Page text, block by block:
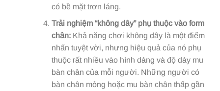
có bề mặt trơn láng.
Trải nghiệm “không dây” phụ thuộc vào form
chân:Khả năng chơi không dây là một điểm
nhấn tuyệt vời, nhưng hiệu quả của nó phụ
thuộc rất nhiều vào hình dáng và độ dày mu
bàn chân của mỗi người. Những người có
bàn chân mỏng hoặc mu bàn chân thấp gần